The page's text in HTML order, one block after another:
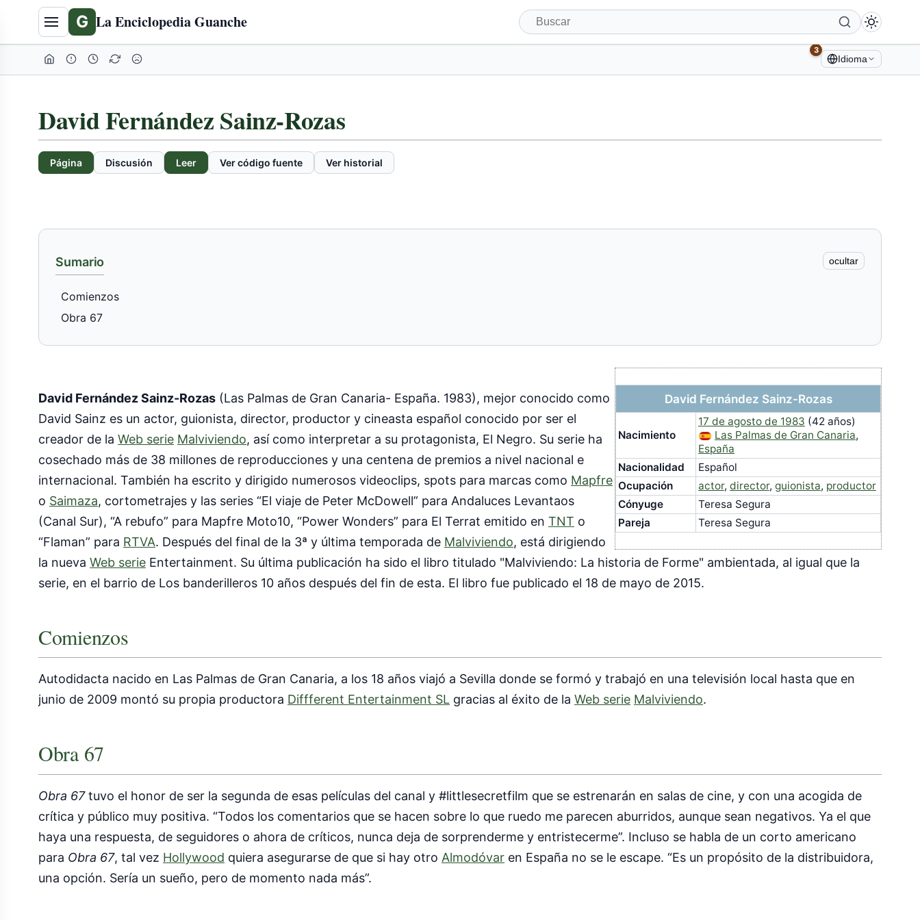
G La Enciclopedia Guanche
3
Idioma
David Fernández Sainz-Rozas
Página Discusión Leer Ver código fuente Ver historial
Sumario ocultar
Comienzos
Obra 67
David Fernández Sainz-Rozas
Nacimiento
17 de agosto de 1983 (42 años)
Las Palmas de Gran Canaria,
España
Nacionalidad
Español
Ocupación
actor,director,guionista, productor
Cónyuge
Teresa Segura
Pareja
Teresa Segura
David Fernández Sainz-Rozas (Las Palmas de Gran Canaria- España. 1983), mejor conocido como
David Sainz es un actor, guionista, director, productor y cineasta español conocido por ser el
creador de la Web serie Malviviendo, así como interpretar a su protagonista, El Negro. Su serie ha
cosechado más de 38 millones de reproducciones y una centena de premios a nivel nacional e
internacional. También ha escrito y dirigido numerosos videoclips, spots para marcas como Mapfre
o Saimaza, cortometrajes y las series “El viaje de Peter McDowell” para Andaluces Levantaos
(Canal Sur), “A rebufo” para Mapfre Moto10, “Power Wonders” para El Terrat emitido en TNT o
“Flaman” para RTVA. Después del final de la 3ª y última temporada de Malviviendo, está dirigiendo
la nueva Web serie Entertainment. Su última publicación ha sido el libro titulado "Malviviendo: La historia de Forme" ambientada, al igual que la
serie, en el barrio de Los banderilleros 10 años después del fin de esta. El libro fue publicado el 18 de mayo de 2015.
Comienzos
Autodidacta nacido en Las Palmas de Gran Canaria, a los 18 años viajó a Sevilla donde se formó y trabajó en una televisión local hasta que en
junio de 2009 montó su propia productora Diffferent Entertainment SL gracias al éxito de la Web serie Malviviendo.
Obra 67
Obra 67tuvo el honor de ser la segunda de esas películas del canal y #littlesecretfilm que se estrenarán en salas de cine, y con una acogida de
crítica y público muy positiva. “Todos los comentarios que se hacen sobre lo que ruedo me parecen aburridos, aunque sean negativos. Ya el que
haya una respuesta, de seguidores o ahora de críticos, nunca deja de sorprenderme y entristecerme”. Incluso se habla de un corto americano
para Obra 67, tal vez Hollywood quiera asegurarse de que si hay otro Almodóvar en España no se le escape. “Es un propósito de la distribuidora,
una opción. Sería un sueño, pero de momento nada más”.
contenidos
expandida